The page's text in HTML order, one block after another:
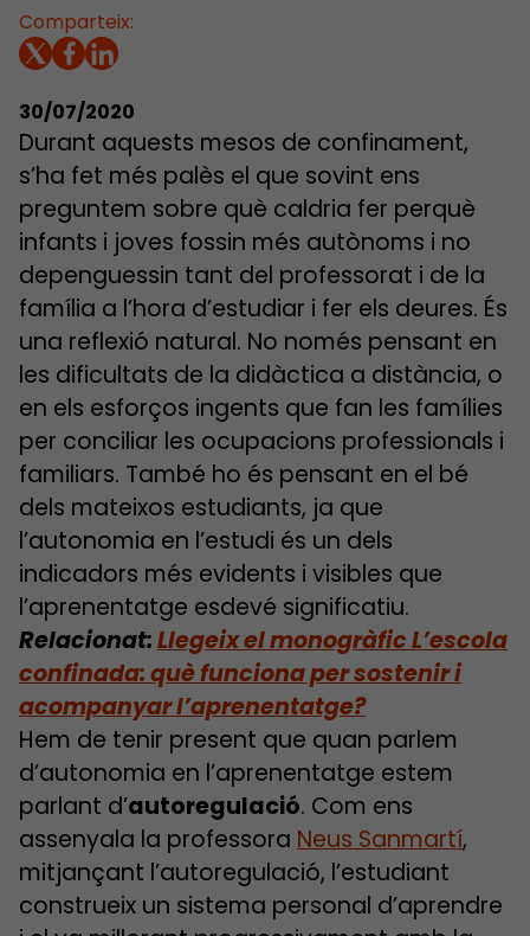
Comparteix:
30/07/2020
Durant aquests mesos de confinament,
s’ha fet més palès el que sovint ens
preguntem sobre què caldria fer perquè
infants i joves fossin més autònoms i no
depenguessin tant del professorat i de la
família a l’hora d’estudiar i fer els deures. És
una reflexió natural. No només pensant en
les dificultats de la didàctica a distància, o
en els esforços ingents que fan les famílies
per conciliar les ocupacions professionals i
familiars. També ho és pensant en el bé
dels mateixos estudiants, ja que
l’autonomia en l’estudi és un dels
indicadors més evidents i visibles que
l’aprenentatge esdevé significatiu.
Relacionat:Llegeix el monogràfic L’escola
confinada: què funciona per sostenir i
acompanyar l’aprenentatge?
Hem de tenir present que quan parlem
d’autonomia en l’aprenentatge estem
parlant d’autoregulació. Com ens
assenyala la professora Neus Sanmartí,
mitjançant l’autoregulació, l’estudiant
construeix un sistema personal d’aprendre